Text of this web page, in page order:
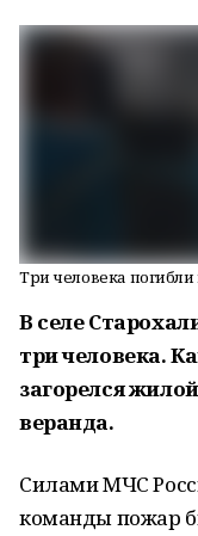
Три человека
В селе
три человека.
загорелся
веранда.
Силами МЧС
команды пожар